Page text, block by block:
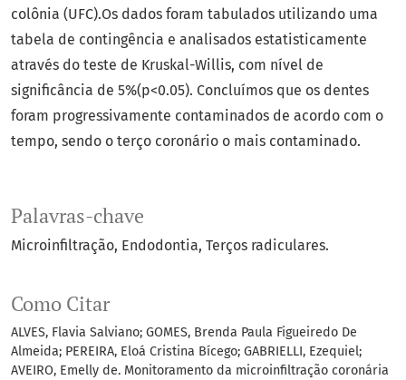
Palavras-chave
Microinfiltração Endodontia Terços radiculares.
Como Citar
ALVES, Flavia Salviano; GOMES, Brenda Paula Figueiredo De
Almeida; PEREIRA, Eloá Cristina Bícego; GABRIELLI, Ezequiel;
AVEIRO, Emelly de. Monitoramento da microinfiltração coronária
colônia (UFC).Os dados foram tabulados utilizando uma
tabela de contingência e analisados estatisticamente
através do teste de Kruskal-Willis, com nível de
significância de 5%(p<0.05). Concluímos que os dentes
foram progressivamente contaminados de acordo com o
tempo, sendo o terço coronário o mais contaminado.